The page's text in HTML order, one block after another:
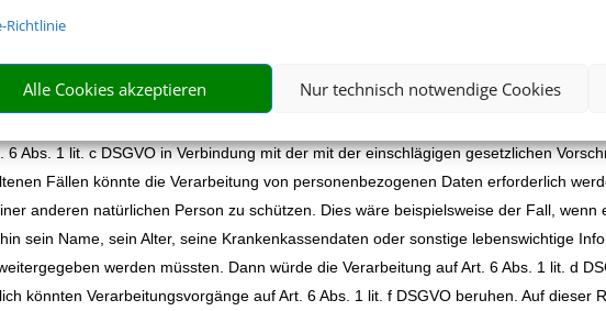
Richtlinie
Alle Cookies akzeptieren Nur technisch notwendige Cookies
Verarbeitung personenbezogener Daten zur Erfüllung eines Vertrags erforderlich,
der Fall ist, so beruht die Verarbeitung auf Art. 6 Abs. 1 lit. b DSGVO. Gleiches
Maßnahmen erforderlich sind, etwa in Fällen von Anfragen zu unseren
unser Unternehmen einer rechtlichen Verpflichtung durch welche eine
zur Erfüllung steuerlicher Pflichten oder aufgrund der Besonderheiten bei
6 Abs. 1 lit. c DSGVO in Verbindung mit der mit der einschlägigen gesetzlichen
Fällen könnte die Verarbeitung von personenbezogenen Daten erforderlich
anderen natürlichen Person zu schützen. Dies wäre beispielsweise der Fall,
sein Name, sein Alter, seine Krankenkassendaten oder sonstige lebenswichtige
werden müssten. Dann würde die Verarbeitung auf Art. 6 Abs. 1 lit. d
könnten Verarbeitungsvorgänge auf Art. 6 Abs. 1 lit. f DSGVO beruhen. Auf